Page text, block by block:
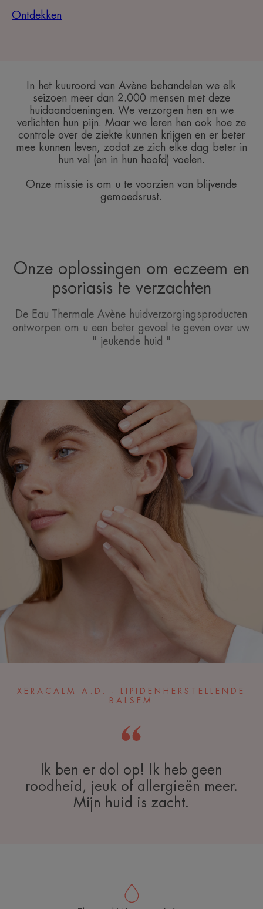
Ontdekken
In het kuuroord van Avène behandelen we elk
seizoen meer dan 2.000 mensen met deze
huidaandoeningen. We verzorgen hen en we
verlichten hun pijn. Maar we leren hen ook hoe ze
controle over de ziekte kunnen krijgen en er beter
mee kunnen leven, zodat ze zich elke dag beter in
hun vel (en in hun hoofd) voelen.
Onze missie is om u te voorzien van blijvende
gemoedsrust.
Onze oplossingen om eczeem en
psoriasis te verzachten
De Eau Thermale Avène huidverzorgingsproducten
ontworpen om u een beter gevoel te geven over uw
" jeukende huid "
XERACALM A.D. - LIPIDENHERSTELLENDE
BALSEM
Ik ben er dol op! Ik heb geen
roodheid, jeuk of allergieën meer.
Mijn huid is zacht.